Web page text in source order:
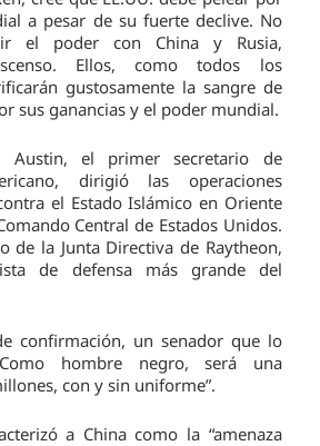
a pesar de su fuerte declive. No
el poder con China y Rusia,
Ellos, como todos los
gustosamente la sangre de
sus ganancias y el poder mundial.
Austin, el primer secretario de
dirigió las operaciones
el Estado Islámico en Oriente
Central de Estados Unidos.
de la Junta Directiva de Raytheon,
de defensa más grande del
confirmación, un senador que lo
hombre negro, será una
con y sin uniforme”.
a China como la “amenaza